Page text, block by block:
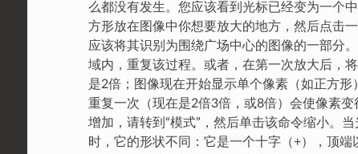
么都没有发生。您应该看到光标已经变为一个
方形放在图像中你想要放大的地方，然后点击
应该将其识别为围绕广场中心的图像的一部分
域内，重复该过程。或者，在第一次放大后，
是2倍；图像现在开始显示单个像素（如正方
重复一次（现在是2倍3倍，或8倍）会使像素
增加，请转到“模式”，然后单击该命令缩小。
时，它的形状不同：它是一个十字（+），顶